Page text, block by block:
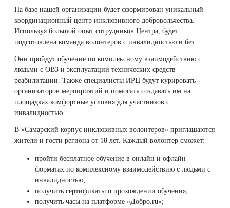
На базе нашей организации будет сформирован уникальный
координационный центр инклюзивного добровольчества.
Используя большой опыт сотрудников Центра, будет
подготовлена команда волонтеров с инвалидностью и без.
Они пройдут обучение по комплексному взаимодействию с
людьми с ОВЗ и эксплуатации технических средств
реабилитации. Также специалисты ИРЦ будут курировать
организаторов мероприятий и помогать создавать им на
площадках комфортные условия для участников с
инвалидностью.
В «Самарский корпус инклюзивных волонтеров» приглашаются
жители и гости региона от 18 лет. Каждый волонтер сможет:
пройти бесплатное обучение в онлайн и офлайн
форматах по комплексному взаимодействию с людьми с
инвалидностью;
получить сертификаты о прохождении обучения;
получить часы на платформе «Добро.ru»;
Лечение псориаза
Лазерный пилинг
Лазерное удаление рубцов
Удаление рубцов
Удаление новообразований
Лазерное лечение постакне
Омоложение QOOLGLOW
Вылечить расширенные поры
Избавиться от комедонов на лице
Избавиться от пигментных пятен на лице
Остановить выпадение волос
Восстановление здоровья волос
Сделать педикюр
Купить сертификат